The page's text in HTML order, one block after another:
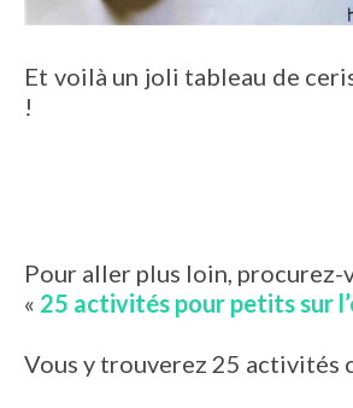
Et voilà un joli tableau de
!
Pour aller plus loin, procurez-
« 25 activités pour petits sur
Vous y trouverez 25 activités